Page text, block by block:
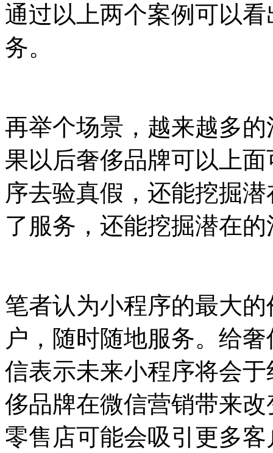
通过以上两个案例可以
务。
再举个场景，越来越多
果以后奢侈品牌可以上
序去验真假，还能挖掘
了服务，还能挖掘潜在
笔者认为小程序的最大
户，随时随地服务。给
信表示未来小程序将会
侈品牌在微信营销带来
零售店可能会吸引更多客